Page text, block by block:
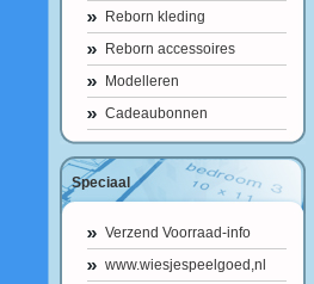
Reborn kleding
Reborn accessoires
Modelleren
Cadeaubonnen
Speciaal
Verzend Voorraad-info
www.wiesjespeelgoed,nl